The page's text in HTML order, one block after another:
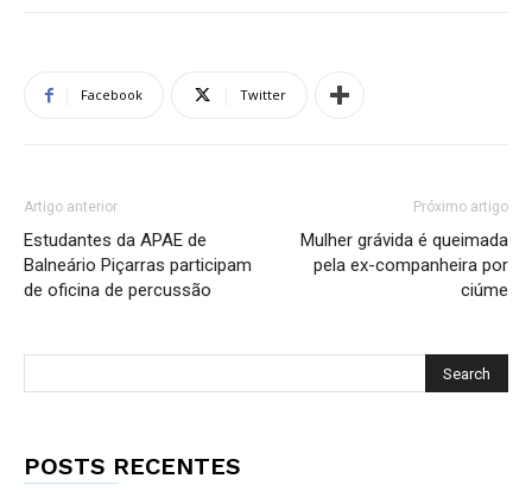
Facebook Twitter
Artigo anterior
Estudantes da APAE de
Balneário Piçarras participam
de oficina de percussão
Próximo artigo
Mulher grávida é queimada
pela ex-companheira por
ciúme
POSTS RECENTES